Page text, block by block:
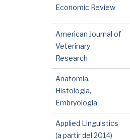
Economic Review
American Journal of
Veterinary
Research
Anatomia,
Histologia,
Embryologia
Applied Linguistics
(a partir del 2014)